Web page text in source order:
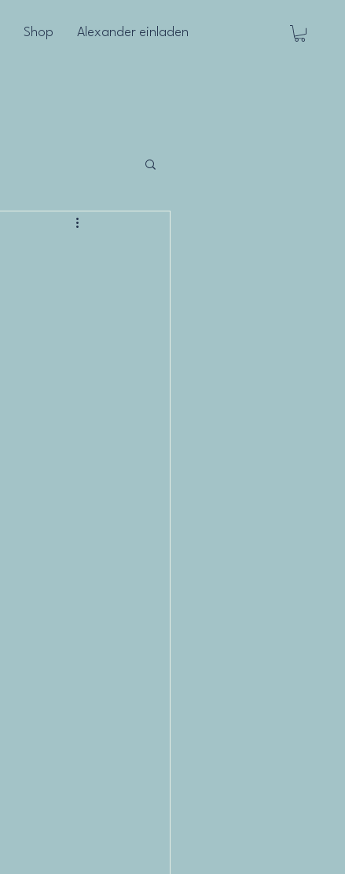
Shop Alexander einladen